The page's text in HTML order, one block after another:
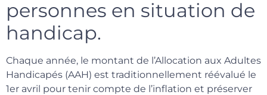
personnes en situation de
handicap.
Chaque année, le montant de l’Allocation aux Adultes
Handicapés (AAH) est traditionnellement réévalué le
1er avril pour tenir compte de l’inflation et préserver